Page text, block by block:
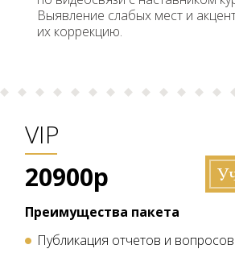
Выявление слабых мест и
их коррекцию.
VIP
20900р
Преимущества пакета
Публикация отчетов и вопросов